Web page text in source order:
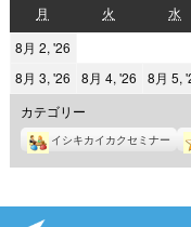
月
曜
日
火
曜
水
8月 2, '26
年
8
月
2
日
8月 3, '26
2026
年
8
月
3
8月 4, '26
2026
年
8
月
4
8月 5,
カテゴリー
イシキカイカクセミナー